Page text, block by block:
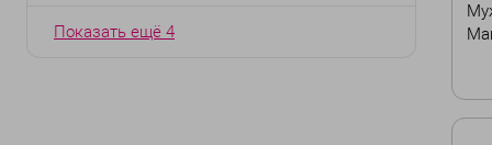
Показать ещё 4